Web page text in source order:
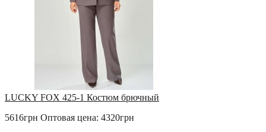
LUCKY FOX 425-1 Костюм брючный
5616грн Оптовая цена: 4320грн